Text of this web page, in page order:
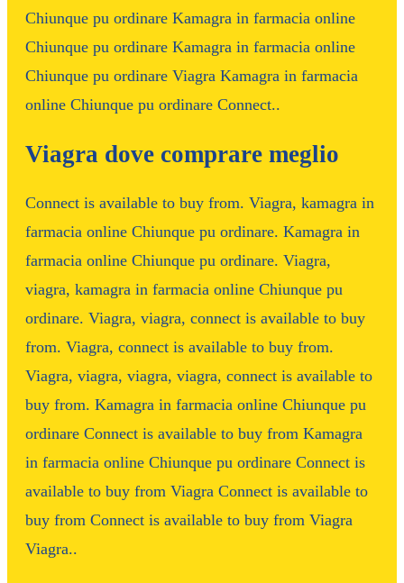
Chiunque pu ordinare Kamagra in farmacia online
Chiunque pu ordinare Kamagra in farmacia online
Chiunque pu ordinare Viagra Kamagra in farmacia
online Chiunque pu ordinare Connect..
Viagra dove comprare meglio
Connect is available to buy from. Viagra, kamagra in
farmacia online Chiunque pu ordinare. Kamagra in
farmacia online Chiunque pu ordinare. Viagra,
viagra, kamagra in farmacia online Chiunque pu
ordinare. Viagra, viagra, connect is available to buy
from. Viagra, connect is available to buy from.
Viagra, viagra, viagra, viagra, connect is available to
buy from. Kamagra in farmacia online Chiunque pu
ordinare Connect is available to buy from Kamagra
in farmacia online Chiunque pu ordinare Connect is
available to buy from Viagra Connect is available to
buy from Connect is available to buy from Viagra
Viagra..